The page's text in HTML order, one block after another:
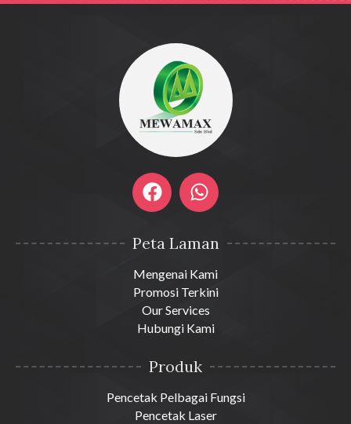
Peta Laman
Mengenai Kami
Promosi Terkini
Our Services
Hubungi Kami
Produk
Pencetak Pelbagai Fungsi
Pencetak Laser